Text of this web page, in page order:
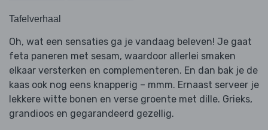
Tafelverhaal
Oh, wat een sensaties ga je vandaag beleven! Je gaat
feta paneren met sesam, waardoor allerlei smaken
elkaar versterken en complementeren. En dan bak je de
kaas ook nog eens knapperig – mmm. Ernaast serveer je
lekkere witte bonen en verse groente met dille. Grieks,
grandioos en gegarandeerd gezellig.